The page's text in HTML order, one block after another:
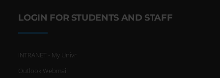
LOGIN FOR STUDENTS AND STAFF
INTRANET - My Univr
Outlook Webmail